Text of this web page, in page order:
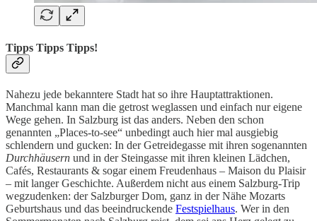
Tipps Tipps Tipps!
Nahezu jede bekanntere Stadt hat so ihre Hauptattraktionen.
Manchmal kann man die getrost weglassen und einfach nur eigene
Wege gehen. In Salzburg ist das anders. Neben den schon
genannten „Places-to-see“ unbedingt auch hier mal ausgiebig
schlendern und gucken: In der Getreidegasse mit ihren sogenannten
Durchhäusern und in der Steingasse mit ihren kleinen Lädchen,
Cafés, Restaurants & sogar einem Freudenhaus – Maison du Plaisir
– mit langer Geschichte. Außerdem nicht aus einem Salzburg-Trip
wegzudenken: der Salzburger Dom, ganz in der Nähe Mozarts
Geburtshaus und das beeindruckende Festspielhaus. Wer in den